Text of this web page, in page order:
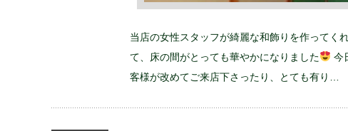
当店の女性スタッフが綺麗な和飾りを作ってく
て、床の間がとっても華やかになりました
今
客様が改めてご来店下さったり、とても有り…